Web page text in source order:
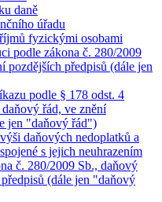
daně
úřadu
fyzickými osobami
podle zákona č. 280/2009
pozdějších předpisů (dále jen
podle § 178 odst. 4
řád, ve znění
jen "daňový řád")
daňových nedoplatků a
s jejich neuhrazením
č. 280/2009 Sb., daňový
(dále jen "daňový